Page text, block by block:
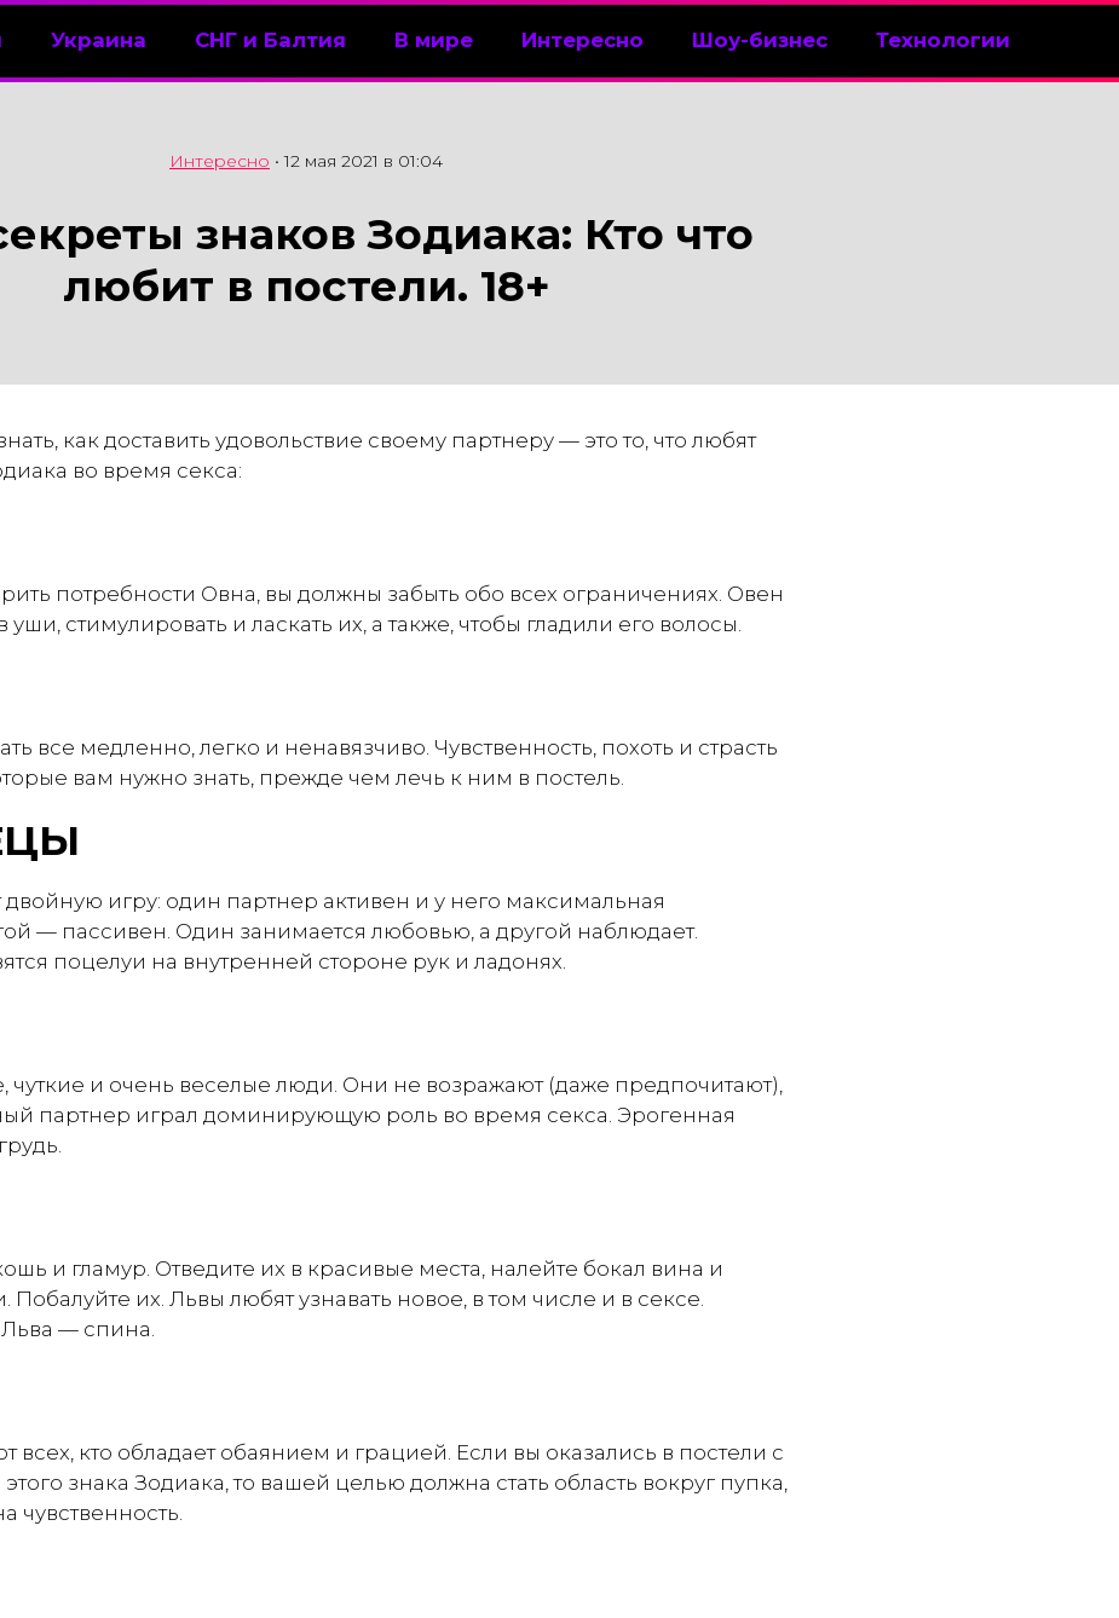
Украина СНГ и Балтия В мире Интересно Шоу-бизнес Технологии
Интересно •12 мая 2021 в 01:04
знаков Зодиака: Кто что
любит в постели. 18+
как доставить удовольствие своему партнеру — это то, что любят
во время секса:
потребности Овна, вы должны забыть обо всех ограничениях. Овен
уши, стимулировать и ласкать их, а также, чтобы гладили его волосы.
все медленно, легко и ненавязчиво. Чувственность, похоть и страсть
вам нужно знать, прежде чем лечь к ним в постель.
игру: один партнер активен и у него максимальная
— пассивен. Один занимается любовью, а другой наблюдает.
поцелуи на внутренней стороне рук и ладонях.
чуткие и очень веселые люди. Они не возражают (даже предпочитают),
партнер играл доминирующую роль во время секса. Эрогенная
и гламур. Отведите их в красивые места, налейте бокал вина и
Побалуйте их. Львы любят узнавать новое, в том числе и в сексе.
— спина.
всех, кто обладает обаянием и грацией. Если вы оказались в постели с
знака Зодиака, то вашей целью должна стать область вокруг пупка,
чувственность.